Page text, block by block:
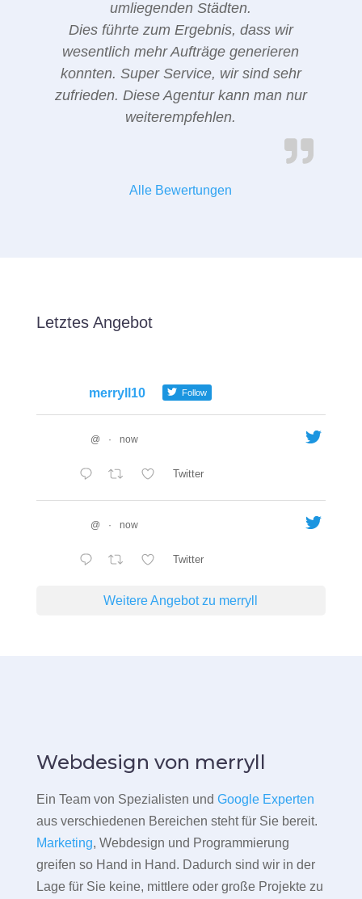
umliegenden Städten.
Dies führte zum Ergebnis, dass wir
wesentlich mehr Aufträge generieren
konnten. Super Service, wir sind sehr
zufrieden. Diese Agentur kann man nur
weiterempfehlen.
Alle Bewertungen
Letztes Angebot
merryll10 Follow
@ · now
Twitter
@ · now
Twitter
Weitere Angebot zu merryll
Webdesign von merryll
Ein Team von Spezialisten und Google Experten
aus verschiedenen Bereichen steht für Sie bereit.
Marketing, Webdesign und Programmierung
greifen so Hand in Hand. Dadurch sind wir in der
Lage für Sie keine, mittlere oder große Projekte zu